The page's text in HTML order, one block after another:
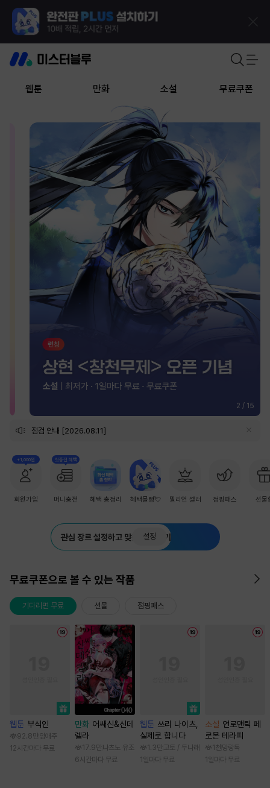
웹툰 만화 소설 무료쿠폰
2 / 15
점검 안내 [2026.08.11]
+1,000원
회원가입
첫충전 혜택
머니충전 혜택 총정리 혜택몰빵💘 밀리언 셀러 점핑패스 선물
관심 장르 설정하고 맞춤 추천 받기
설정
무료쿠폰으로 볼 수 있는 작품
기다리면 무료 선물 점핑패스
웹툰 부식인
92.8만 임애주
12시간마다 무료
만화 어쌔신&신데
렐라
17.9만 나츠노 유조
6시간마다 무료
웹툰 쓰리 나이츠,
실제로 합니다
1.3만 고토 / 두나래
1일마다 무료
소설 언로맨틱 페
로몬 테라피
1천 망랑독
1일마다 무료